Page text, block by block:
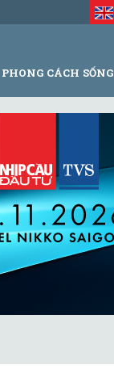
PHONG CÁCH SỐNG